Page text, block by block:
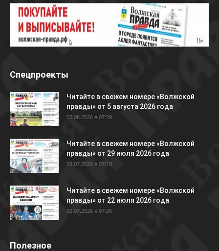
Спецпроекты
Читайте в свежем номере «Волжской
правды» от 5 августа 2026 года
05.08.2026 в 07:39
Читайте в свежем номере «Волжской
правды» от 29 июля 2026 года
29.07.2026 в 07:18
Читайте в свежем номере «Волжской
правды» от 22 июля 2026 года
22.07.2026 в 07:26
Полезное